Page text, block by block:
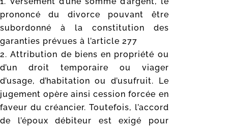
prononcé du divorce pouvant être
subordonné à la constitution des
garanties prévues à l’article 277
Attribution de biens en propriété ou
d’un droit temporaire ou viager
d’usage, d’habitation ou d’usufruit. Le
jugement opère ainsi cession forcée en
faveur du créancier. Toutefois, l’accord
de l’époux débiteur est exigé pour